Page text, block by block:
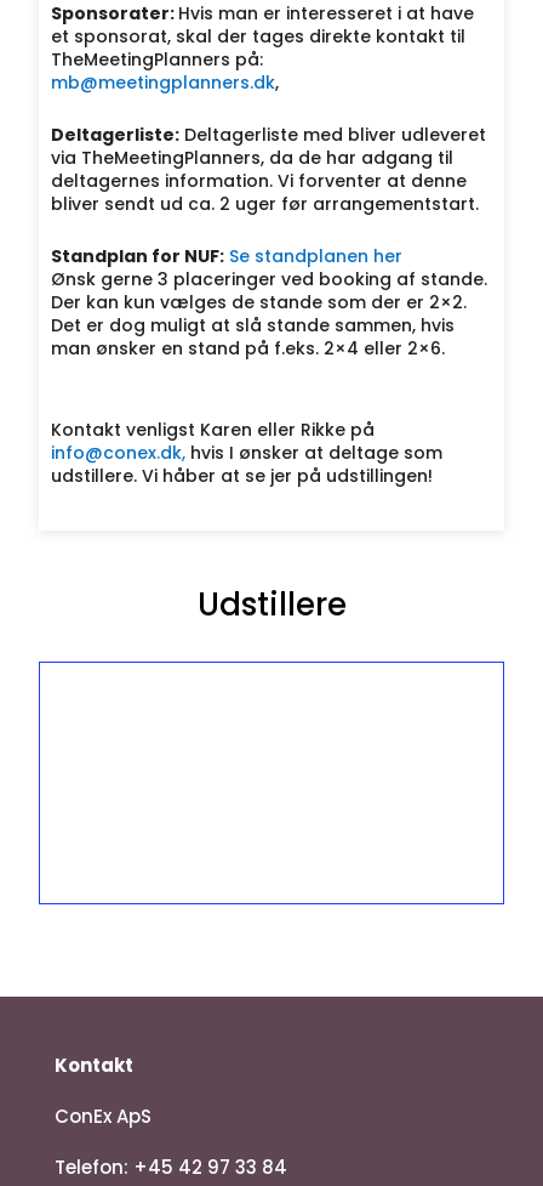
Sponsorater: Hvis man er interesseret i at have
et sponsorat, skal der tages direkte kontakt til
TheMeetingPlanners på:
mb@meetingplanners.dk,
Deltagerliste: Deltagerliste med bliver udleveret
via TheMeetingPlanners, da de har adgang til
deltagernes information. Vi forventer at denne
bliver sendt ud ca. 2 uger før arrangementstart.
Standplan for NUF: Se standplanen her
Ønsk gerne 3 placeringer ved booking af stande.
Der kan kun vælges de stande som der er 2×2.
Det er dog muligt at slå stande sammen, hvis
man ønsker en stand på f.eks. 2×4 eller 2×6.
Kontakt venligst Karen eller Rikke på
info@conex.dk, hvis I ønsker at deltage som
udstillere. Vi håber at se jer på udstillingen!
Udstillere
Kontakt
ConEx ApS
Telefon: +45 42 97 33 84